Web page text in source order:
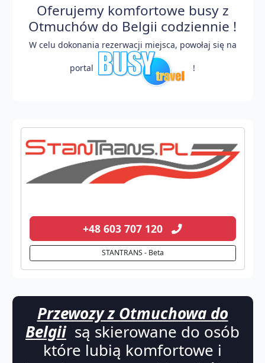
Oferujemy komfortowe busy z
Otmuchów do Belgii codziennie !
W celu dokonania rezerwacji miejsca, powołaj się na
portal !
+48 603 707 120
STANTRANS - Beta
Przewozy z Otmuchowa do
Belgiisą skierowane do osób
które lubią komfortowe i